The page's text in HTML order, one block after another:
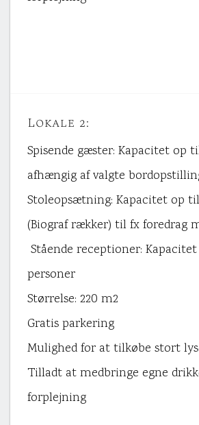
Lokale 2:
Spisende gæster: Kapacitet op
afhængig af valgte
Stoleopsætning: Kapacitet op
(Biograf rækker) til fx foredrag
Stående receptioner:
personer
Størrelse: 220 m2
Gratis parkering
Mulighed for at tilkøbe stort
Tilladt at medbringe egne
forplejning